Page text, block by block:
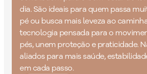
dia. São ideais para quem passa
pé ou busca mais leveza ao
tecnologia pensada para o
pés, unem proteção e praticidade.
aliados para mais saúde,
em cada passo.